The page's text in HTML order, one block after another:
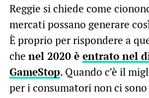
Reggie si chiede come
mercati possano generare
È proprio per rispondere a
che nel 2020 è entrato nel
GameStop. Quando c’è il
per i consumatori non ci